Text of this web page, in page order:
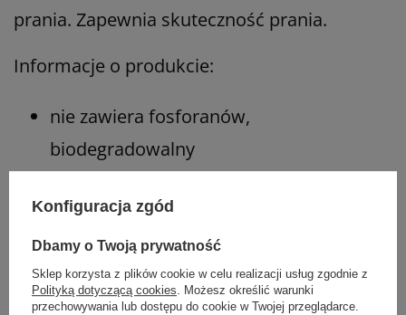
prania. Zapewnia skuteczność prania.
Informacje o produkcie:
nie zawiera fosforanów,
biodegradowalny
komercyjnych i lokalnych
do prania w niskich temperaturach,
najlepiej 40°C
Konfiguracja zgód
Dbamy o Twoją prywatność
Sklep korzysta z plików cookie w celu realizacji usług zgodnie z
Polityką dotyczącą cookies. Możesz określić warunki
przechowywania lub dostępu do cookie w Twojej przeglądarce.